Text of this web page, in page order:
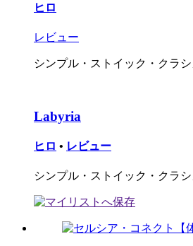
ヒロ
レビュー
シンプル・ストイック・クラシ
Labyria
ヒロ • レビュー
シンプル・ストイック・クラシ